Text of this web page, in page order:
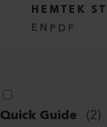
HEMTEK ST
EN PDF
Quick Guide (2)